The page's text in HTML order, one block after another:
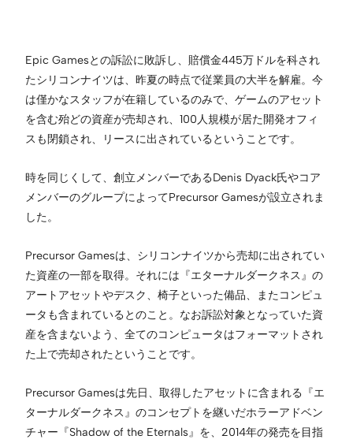
Epic Gamesとの訴訟に敗訴し、賠償金445万ドルを科され
たシリコンナイツは、昨夏の時点で従業員の大半を解雇。今
は僅かなスタッフが在籍しているのみで、ゲームのアセット
を含む殆どの資産が売却され、100人規模が居た開発オフィ
スも閉鎖され、リースに出されているということです。
時を同じくして、創立メンバーであるDenis Dyack氏やコア
メンバーのグループによってPrecursor Gamesが設立されま
した。
Precursor Gamesは、シリコンナイツから売却に出されてい
た資産の一部を取得。それには『エターナルダークネス』の
アートアセットやデスク、椅子といった備品、またコンピュ
ータも含まれているとのこと。なお訴訟対象となっていた資
産を含まないよう、全てのコンピュータはフォーマットされ
た上で売却されたということです。
Precursor Gamesは先日、取得したアセットに含まれる『エ
ターナルダークネス』のコンセプトを継いだホラーアドベン
チャー『Shadow of the Eternals』を、2014年の発売を目指